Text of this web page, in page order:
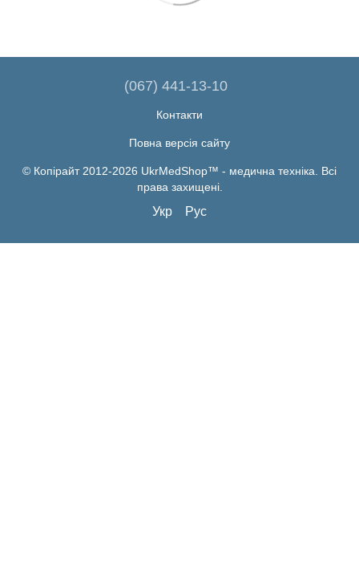
(067) 441-13-10
Контакти
Повна версія сайту
© Копірайт 2012-2026 UkrMedShop™ - медична техніка. Всі
права захищені.
Укр Рус